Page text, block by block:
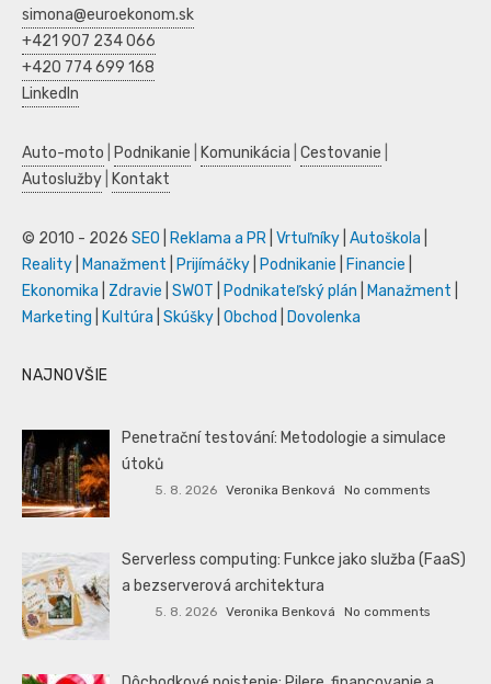
simona@euroekonom.sk
+421 907 234 066
+420 774 699 168
LinkedIn
Auto-moto Podnikanie Komunikácia Cestovanie
Autoslužby
Kontakt
© 2010 - 2026 SEO Reklama a PR Vrtuľníky Autoškola
Reality
Manažment Prijímáčky Podnikanie Financie
Ekonomika
Zdravie SWOT Podnikateľský plán Manažment
Marketing
Kultúra Skúšky Obchod Dovolenka
NAJNOVŠIE
Penetrační testování: Metodologie a simulace
útoků
5. 8. 2026 Veronika Benková No comments
Serverless computing: Funkce jako služba (FaaS)
a bezserverová architektura
5. 8. 2026 Veronika Benková No comments